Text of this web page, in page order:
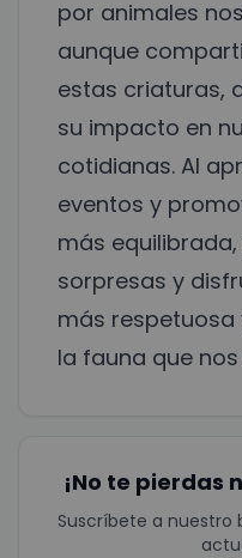
por animales
aunque
estas criaturas,
su impacto en
cotidianas. Al
eventos y
más
sorpresas y
más
la fauna que
¡No te pierdas
Suscríbete a nuestro